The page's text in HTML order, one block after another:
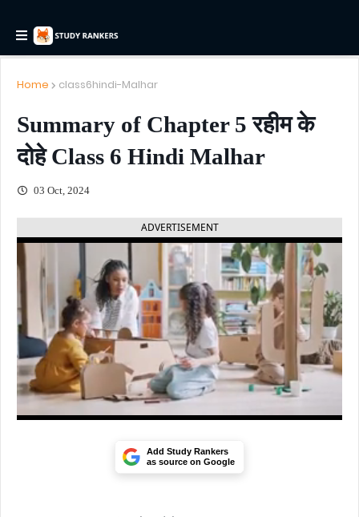
Home class6hindi-Malhar
Summary of Chapter 5 रहीम के
दोहे Class 6 Hindi Malhar
03 Oct, 2024
ADVERTISEMENT
Add Study Rankers
as source on Google